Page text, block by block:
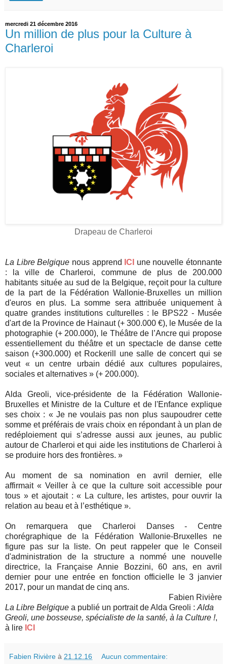
mercredi 21 décembre 2016
Un million de plus pour la Culture à
Charleroi
Drapeau de Charleroi
La Libre Belgique nous apprend ICI
une nouvelle étonnante
: la ville de Charleroi, commune de plus de 200.000
habitants située au sud de la Belgique, reçoit pour la culture
de la part de la Fédération Wallonie-Bruxelles un million
d'euros en plus. La somme sera attribuée uniquement à
quatre grandes institutions culturelles : le BPS22 - Musée
d'art de la Province de Hainaut (+ 300.000 €), le Musée de la
photographie (+ 200.000), le Théâtre de l’Ancre qui propose
essentiellement du théâtre et un spectacle de danse cette
saison (+300.000) et Rockerill une salle de concert qui se
veut « un centre urbain dédié aux cultures populaires,
sociales et alternatives » (+ 200.000).
Alda Greoli, vice-présidente de la Fédération Wallonie-
Bruxelles et Ministre de la Culture et de l'Enfance explique
ses choix : « Je ne voulais pas non plus saupoudrer cette
somme et préférais de vrais choix en répondant à un plan de
redéploiement qui s’adresse aussi aux jeunes, au public
autour de Charleroi et qui aide les institutions de Charleroi à
se produire hors des frontières. »
Au moment de sa nomination en avril dernier, elle
affirmait«Veiller à ce que la culture soit accessible pour
tous »et ajoutait : « La culture, les artistes, pour ouvrir la
relation au beau et à l’esthétique ».
On remarquera que Charleroi Danses- Centre
chorégraphique de la Fédération Wallonie-Bruxelles ne
figure pas sur la liste. On peut rappeler que le Conseil
d'administration de la structure a nomméune nouvelle
directrice, la Française Annie Bozzini, 60 ans, en avril
dernier pour une entrée en fonction officielle le 3 janvier
2017, pour un mandat de cinq ans.
Fabien Rivière
La Libre Belgique a publié un portrait de Alda Greoli : Alda
Greoli, une bosseuse, spécialiste de la santé, à la Culture !,
à lire ICI
Fabien Rivière à 21.12.16 Aucun commentaire: